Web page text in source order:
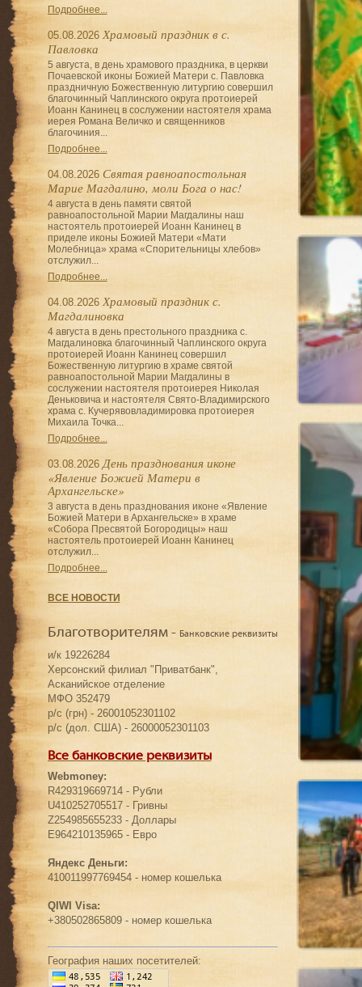
Подробнее...
05.08.2026 Храмовый праздник в с.
Павловка
5 августа, в день храмового праздника, в церкви
Почаевской иконы Божией Матери с. Павловка
праздничную Божественную литургию совершил
благочинный Чаплинского округа протоиерей
Иоанн Канинец в сослужении настоятеля храма
иерея Романа Величко и священников
благочиния...
Подробнее...
04.08.2026 Святая равноапостольная
Марие Магдалино, моли Бога о нас!
4 августа в день памяти святой
равноапостольной Марии Магдалины наш
настоятель протоиерей Иоанн Канинец в
приделе иконы Божией Матери «Мати
Молебница» храма «Спорительницы хлебов»
отслужил...
Подробнее...
04.08.2026 Храмовый праздник с.
Магдалиновка
4 августа в день престольного праздника с.
Магдалиновка благочинный Чаплинского округа
протоиерей Иоанн Канинец совершил
Божественную литургию в храме святой
равноапостольной Марии Магдалины в
сослужении настоятеля протоиерея Николая
Деньковича и настоятеля Свято-Владимирского
храма с. Кучерявовладимировка протоиерея
Михаила Точка...
Подробнее...
03.08.2026 День празднования иконе
«Явление Божией Матери в
Архангельске»
3 августа в день празднования иконе «Явление
Божией Матери в Архангельске» в храме
«Собора Пресвятой Богородицы» наш
настоятель протоиерей Иоанн Канинец
отслужил...
Подробнее...
ВСЕ НОВОСТИ
Благотворителям - Банковские реквизиты
и/к 19226284
Херсонский филиал "Приватбанк",
Асканийское отделение
МФО 352479
р/с (грн) - 26001052301102
р/с (дол. США) - 26000052301103
Все банковские реквизиты
Webmoney:
R429319669714 - Рубли
U410252705517 - Гривны
Z254985655233 - Доллары
E964210135965 - Евро
Яндекс Деньги:
410011997769454 - номер кошелька
QIWI Visa:
+380502865809 - номер кошелька
География наших посетителей: